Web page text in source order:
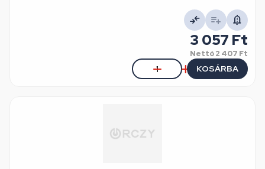
3 057 Ft
Nettó2 407 Ft
KOSÁRBA